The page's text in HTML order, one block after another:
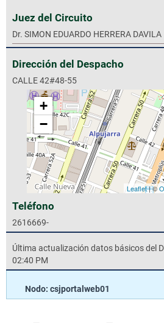
Juez del Circuito
Dr. SIMON EDUARDO HERRERA DAVILA
Dirección del Despacho
CALLE 42#48-55
+
−
Leaflet| ©
Teléfono
2616669-
Última actualización datos básicos del
02:40 PM
Nodo: csjportalweb01